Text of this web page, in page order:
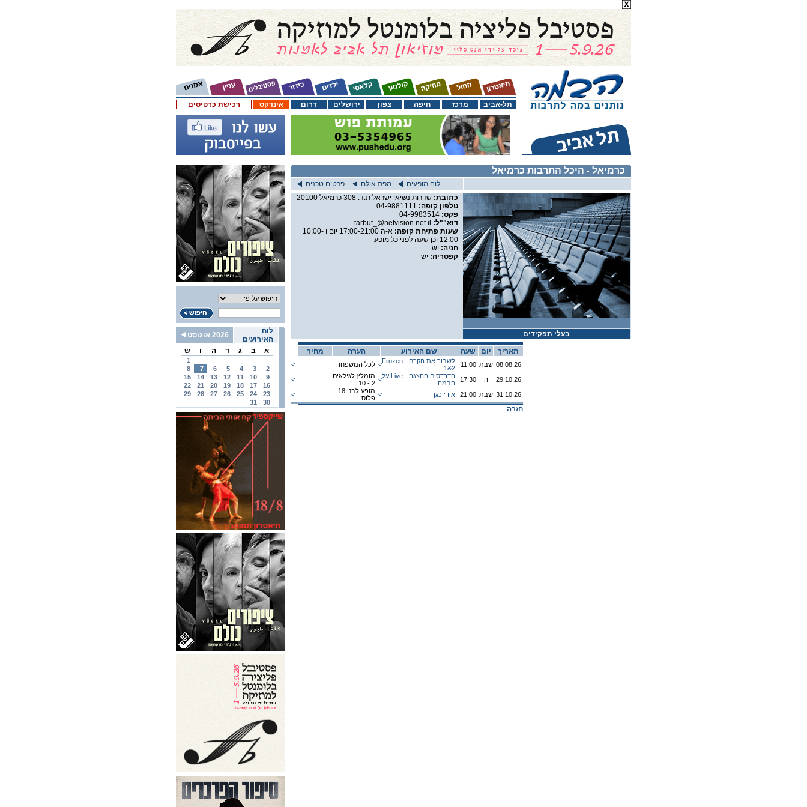
רכישת כרטיסים אינדקס דרום ירושלים צפון חיפה מרכז תל-אביב
לוח
האירועים
2026 אוגוסט
א
ב ג ד ה ו ש
1
2
3
4
5
6
7
8
9
10
11
12
13
14
15
16
17
18
19
20
21
22
23
24
25
26
27
28
29
30
31
כרמיאל - היכל התרבות כרמיאל
פרטים טכנים מפת אולם
לוח מופעים
כתובת: שדרות נשיאי ישראל ת.ד. 308 כרמיאל 20100
טלפון קופה: 04-9881111
פקס: 04-9983514
דוא""ל: tarbut_@netvision.net.il
שעות פתיחת קופה:
א-ה 17:00-21:00 יום ו 10:00-
12:00 וכן שעה לפני כל מופע
חניה: יש
קפטריה: יש
בעלי תפקידים
מחיר הערה שם האירוע שעה יום תאריך
< לכל המשפחה <לשבור את הקרח - Frozen
1&2
11:00 שבת 08.08.26
<
מומלץ לגילאים
2 - 10 <הדרדסים ההצגה - Live על
הבמה!
17:30 ה 29.10.26
<
מופע לבני 18
פלוס < אודי כגן 21:00 שבת 31.10.26
חזרה